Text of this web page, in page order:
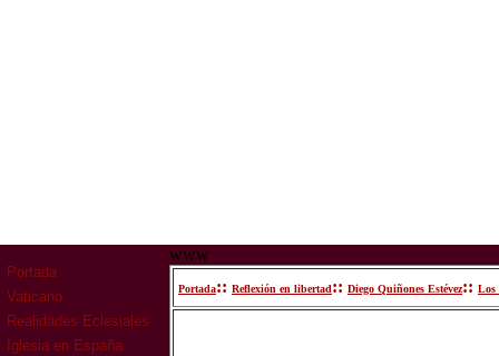
Portada
Vaticano
Realidades Eclesiales
Iglesia en España
www
Portada:: Reflexión en libertad:: Diego Quiñones Estévez:: Los